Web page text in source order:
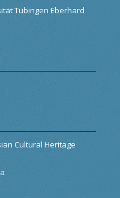
Tübingen Eberhard
Cultural Heritage